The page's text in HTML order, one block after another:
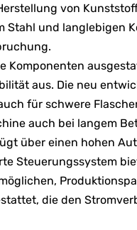
von
Stahl und langlebigen
aus. Die neu
für schwere
auch bei langem
über einen hohen
Steuerungssystem
die den